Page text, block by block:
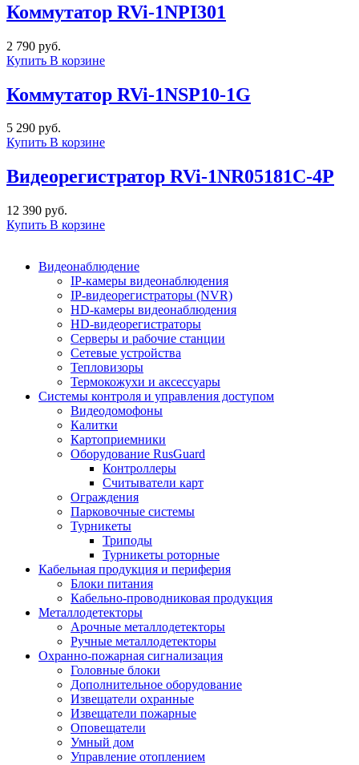
Коммутатор RVi-1NPI301
2 790 руб.
Купить В корзине
Коммутатор RVi-1NSP10-1G
5 290 руб.
Купить В корзине
Видеорегистратор RVi-1NR05181C-4P
12 390 руб.
Купить В корзине
Видеонаблюдение
IP-камеры видеонаблюдения
IP-видеорегистраторы (NVR)
HD-камеры видеонаблюдения
HD-видеорегистраторы
Серверы и рабочие станции
Сетевые устройства
Тепловизоры
Термокожухи и аксессуары
Системы контроля и управления доступом
Видеодомофоны
Калитки
Картоприемники
Оборудование RusGuard
Контроллеры
Считыватели карт
Ограждения
Парковочные системы
Турникеты
Триподы
Турникеты роторные
Кабельная продукция и периферия
Блоки питания
Кабельно-проводниковая продукция
Металлодетекторы
Арочные металлодетекторы
Ручные металлодетекторы
Охранно-пожарная сигнализация
Головные блоки
Дополнительное оборудование
Извещатели охранные
Извещатели пожарные
Оповещатели
Умный дом
Управление отоплением